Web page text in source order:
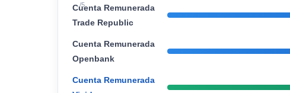
/5
Cuenta Remunerada
Trade Republic
Cuenta Remunerada
Openbank
Cuenta Remunerada